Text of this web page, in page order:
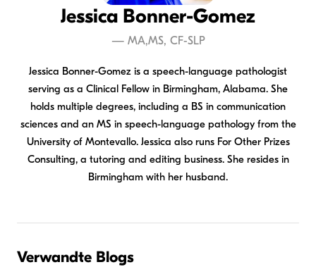
Jessica Bonner-Gomez
— MA,MS, CF-SLP
Jessica Bonner-Gomez is a speech-language pathologist
serving as a Clinical Fellow in Birmingham, Alabama. She
holds multiple degrees, including a BS in communication
sciences and an MS in speech-language pathology from the
University of Montevallo. Jessica also runs For Other Prizes
Consulting, a tutoring and editing business. She resides in
Birmingham with her husband.
Verwandte Blogs